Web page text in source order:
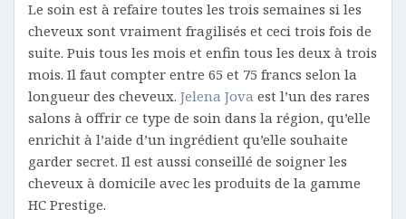
Le soin est à refaire toutes les trois semaines si les
cheveux sont vraiment fragilisés et ceci trois fois de
suite. Puis tous les mois et enfin tous les deux à trois
mois. Il faut compter entre 65 et 75 francs selon la
longueur des cheveux. Jelena Jova est l’un des rares
salons à offrir ce type de soin dans la région, qu’elle
enrichit à l’aide d’un ingrédient qu’elle souhaite
garder secret. Il est aussi conseillé de soigner les
cheveux à domicile avec les produits de la gamme
HC Prestige.